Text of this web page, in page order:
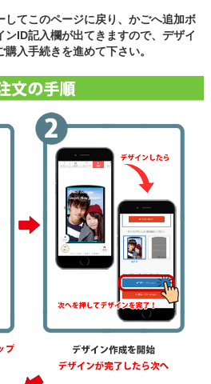
してこのページに戻り、かごへ追加ボ
ンID記入欄が出てきますので、デザイ
入手続きを進めて下さい。